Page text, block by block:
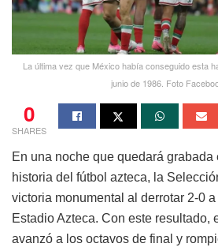
La última vez que México había conseguido esta
junio de 1986. Foto
0
SHARES
En una noche que quedará grabada
historia del fútbol azteca, la
victoria monumental al derrotar 2-0 a
Estadio Azteca. Con este resultado,
avanzó a los octavos de final y